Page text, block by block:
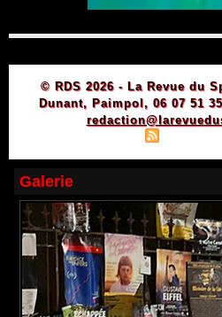
© RDS 2026 - La Revue du
Dunant, Paimpol, 06 07 51
Galerie